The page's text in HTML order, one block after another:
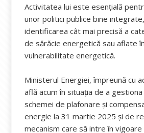
Activitatea lui este esențială
unor politici publice bine
identificarea cât mai precisă a
de sărăcie energetică sau aflate
vulnerabilitate energetică.
Ministerul Energiei, împreună cu
află acum în situația de a
schemei de plafonare și
energie la 31 martie 2025 și de
mecanism care să intre în